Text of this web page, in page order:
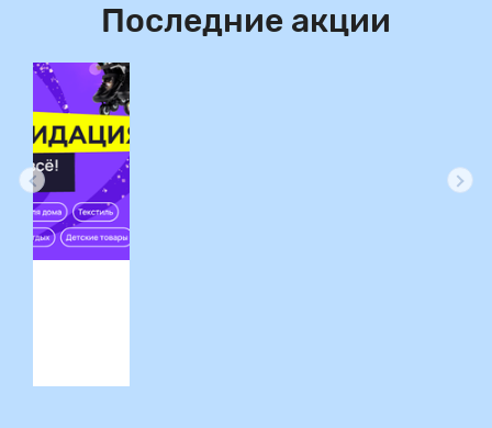
Последние акции